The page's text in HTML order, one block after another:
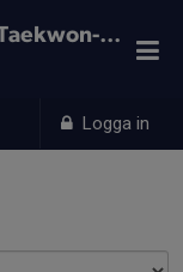
Logga in
Team Fighting & Fitness Taekwon-Do